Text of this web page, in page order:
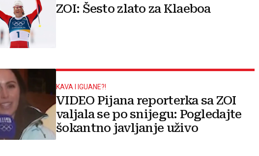
ZOI: Šesto zlato za Klaeboa
KAVA I IGUANE?!
VIDEO Pijana reporterka sa ZOI
valjala se po snijegu: Pogledajte
šokantno javljanje uživo